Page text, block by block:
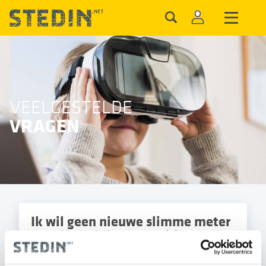
VEELGESTELDE
VRAGEN
Ik wil geen nieuwe slimme meter
en mijn huidige meter(s)
behouden